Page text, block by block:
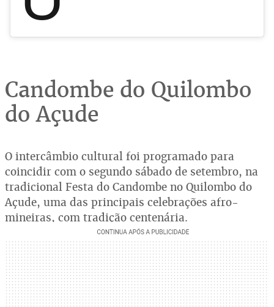
Candombe do Quilombo
do Açude
O intercâmbio cultural foi programado para
coincidir com o segundo sábado de setembro, na
tradicional Festa do Candombe no Quilombo do
Açude, uma das principais celebrações afro-
mineiras, com tradição centenária.